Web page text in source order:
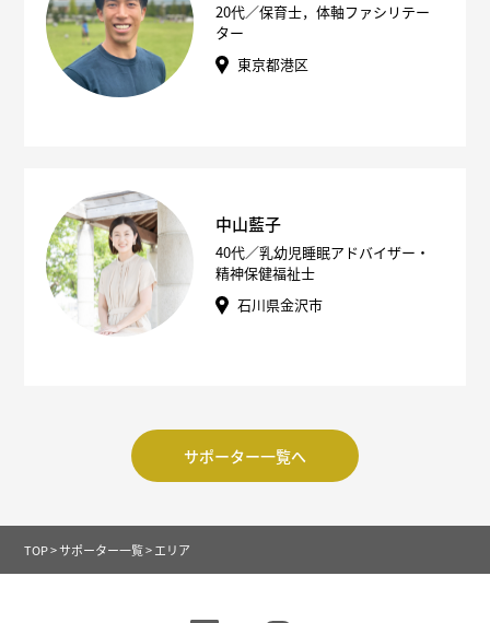
20代／保育士，体軸ファシリテー
ター
東京都港区
中山藍子
40代／乳幼児睡眠アドバイザー・
精神保健福祉士
石川県金沢市
サポーター一覧へ
TOP>サポーター一覧>エリア